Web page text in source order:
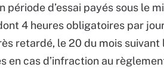
période d’essai payés sous le
4 heures obligatoires par
retardé, le 20 du mois
en cas d’infraction au